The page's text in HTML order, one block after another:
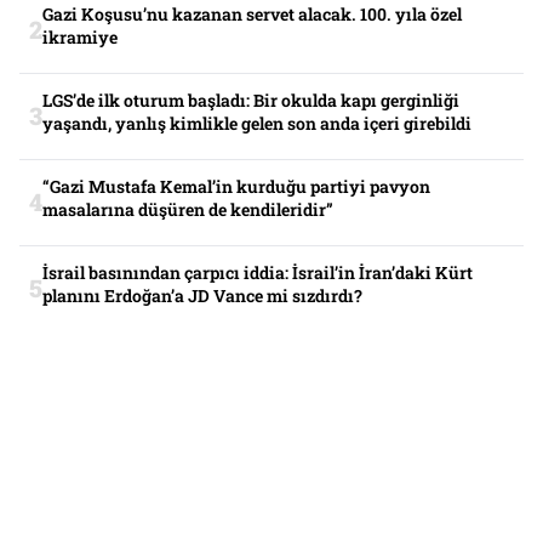
Gazi Koşusu’nu kazanan servet alacak. 100. yıla özel
ikramiye
LGS’de ilk oturum başladı: Bir okulda kapı gerginliği
yaşandı, yanlış kimlikle gelen son anda içeri girebildi
“Gazi Mustafa Kemal’in kurduğu partiyi pavyon
masalarına düşüren de kendileridir”
İsrail basınından çarpıcı iddia: İsrail’in İran’daki Kürt
planını Erdoğan’a JD Vance mi sızdırdı?